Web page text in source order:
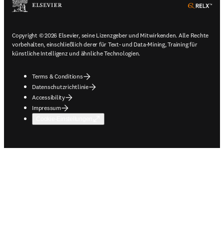
Copyright © 2026 Elsevier, seine Lizenzgeber und Mitwirkenden. Alle Rechte
vorbehalten, einschließlich derer für Text- und Data-Mining, Training für
künstliche Intelligenz und ähnliche Technologien.
Terms & Conditions
Datenschutzrichtlinie
Accessibility
Impressum